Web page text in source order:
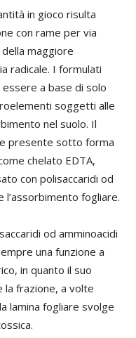
in gioco risulta
con rame per via
maggiore
radicale. I formulati
a base di solo
soggetti alle
nel suolo. Il
presente sotto forma
chelato EDTA,
con polisaccaridi od
fogliare.
od amminoacidi
una funzione a
in quanto il suo
frazione, a volte
lamina fogliare svolge